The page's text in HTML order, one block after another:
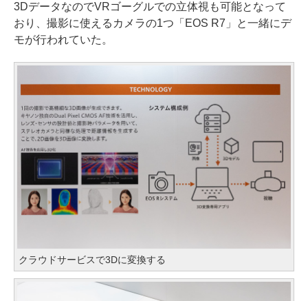
3DデータなのでVRゴーグルでの立体視も可能となって
おり、撮影に使えるカメラの1つ「EOS R7」と一緒にデ
モが行われていた。
クラウドサービスで3Dに変換する